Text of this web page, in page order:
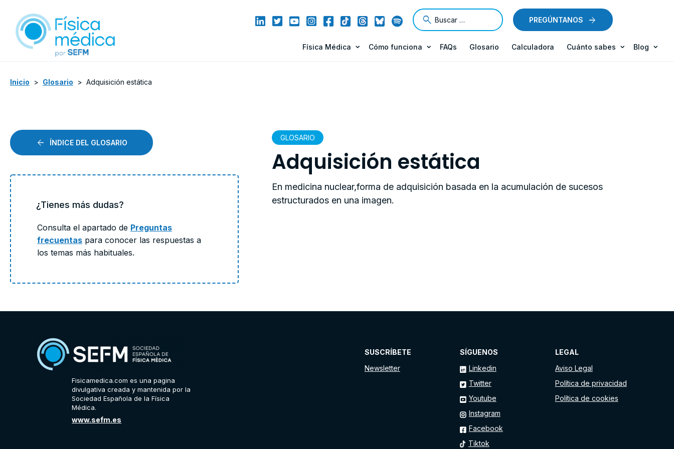
PREGÚNTANOS
Física Médica Cómo funciona FAQs Glosario Calculadora Cuánto sabes Blog
Inicio > Glosario > Adquisición estática
ÍNDICE DEL GLOSARIO
¿Tienes más dudas?
Consulta el apartado de Preguntas
frecuentas para conocer las respuestas a
los temas más habituales.
GLOSARIO
Adquisición estática
En medicina nuclear,forma de adquisición basada en la acumulación de sucesos
estructurados en una imagen.
Fisicamedica.com es una pagina
divulgativa creada y mantenida por la
Sociedad Española de la Física
Médica.
www.sefm.es
SUSCRÍBETE
Newsletter
SÍGUENOS
Linkedin
Twitter
Youtube
Instagram
Facebook
Tiktok
LEGAL
Aviso Legal
Política de privacidad
Política de cookies